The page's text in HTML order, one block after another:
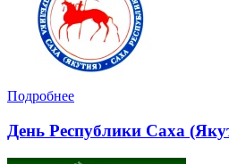
Подробнее
День Республики Саха